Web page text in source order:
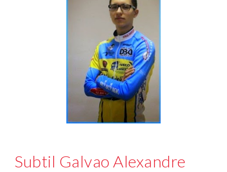
Subtil Galvao Alexandre